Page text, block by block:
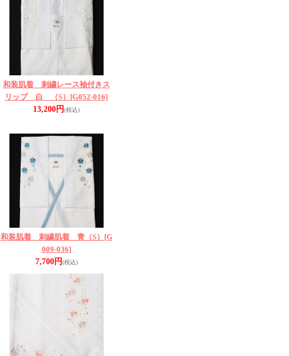
和装肌着 刺繍レース袖付きス
リップ 白 （S） [G052-016]
13,200円(税込)
和装肌着 刺繍肌着 青（S） [G
009-036]
7,700円(税込)